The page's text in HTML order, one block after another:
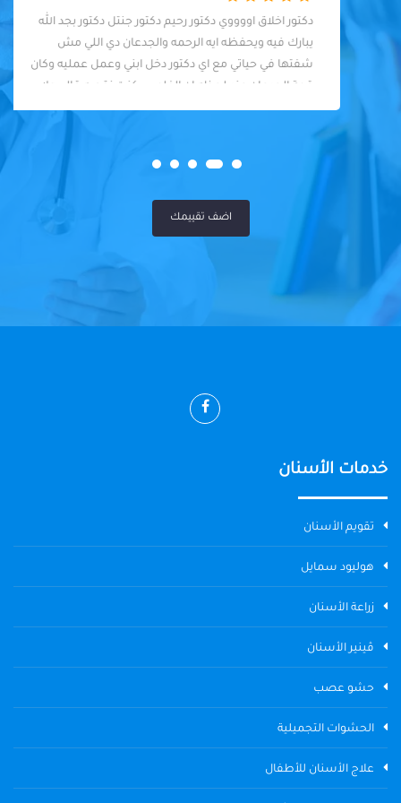
دكتور اخلاق اووووي دكتور رحيم دكتور جنتل دكتور بجد الله
يبارك فيه ويحفظه ايه الرحمه والجدعان دي اللي مش
شفتها في حياتي مع اي دكتور دخل ابني وعمل عمليه وكان
قمة الجدعان عند لحظه ان الفلوس كنت نقصه قالي ولا
يهمك المهم ابنك عجزت عن الشكر يادكتور وبجد ربنا يبرك
في اولاد حضرتك شكرا علي رحمتك والانسانيه الا جوه
اضف تقييمك
خدمات الأسنان
تقويم الأسنان
هوليود سمايل
زراعة الأسنان
ڤينير الأسنان
حشو عصب
الحشوات التجميلية
علاج الأسنان للأطفال